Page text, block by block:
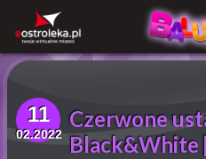
11
02.2022
Czerwone
Black&White